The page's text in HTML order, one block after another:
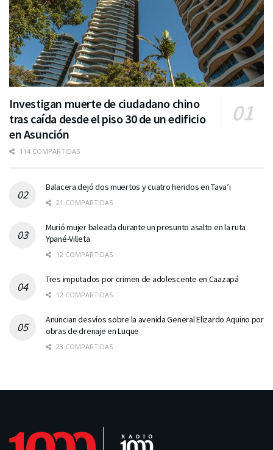
Investigan muerte de ciudadano chino
tras caída desde el piso 30 de un edificio
en Asunción
114 COMPARTIDAS
Balacera dejó dos muertos y cuatro heridos en Tava’i
21 COMPARTIDAS
Murió mujer baleada durante un presunto asalto en la ruta
Ypané-Villeta
12 COMPARTIDAS
Tres imputados por crimen de adolescente en Caazapá
12 COMPARTIDAS
Anuncian desvíos sobre la avenida General Elizardo Aquino por
obras de drenaje en Luque
23 COMPARTIDAS